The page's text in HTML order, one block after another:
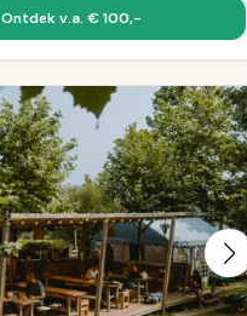
Ontdek v.a. € 100,-